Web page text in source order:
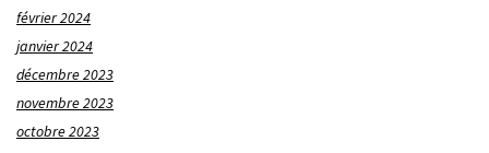
février 2024
janvier 2024
décembre 2023
novembre 2023
octobre 2023